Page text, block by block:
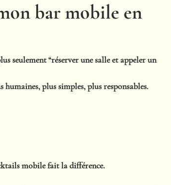
bar mobile en
seulement “réserver une salle et appeler un
humaines, plus simples, plus responsables.
mobile fait la différence.